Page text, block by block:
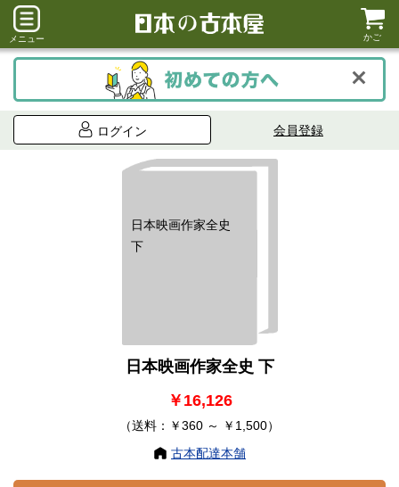
メニュー かご
ログイン 会員登録
日本映画作家全史
下
日本映画作家全史 下
￥16,126
（送料：￥360 ～ ￥1,500）
古本配達本舗